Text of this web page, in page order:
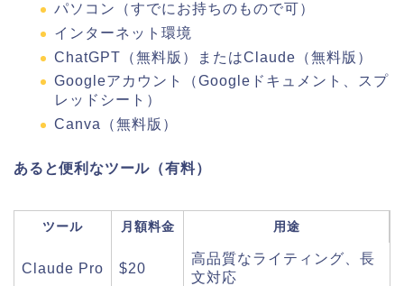
パソコン（すでにお持ちのもので可）
インターネット環境
ChatGPT（無料版）またはClaude（無料版）
Googleアカウント（Googleドキュメント、スプ
レッドシート）
Canva（無料版）
あると便利なツール（有料）
ツール 月額料金 用途
Claude Pro $20
高品質なライティング、長
文対応